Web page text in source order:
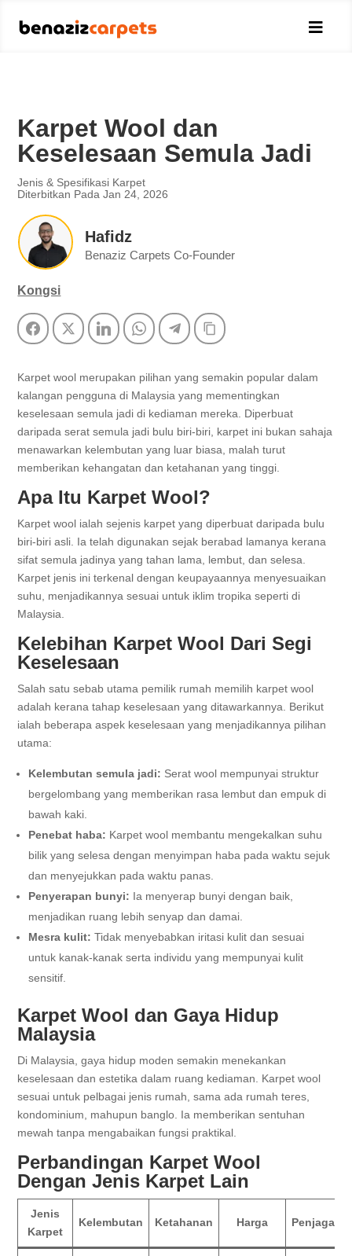

Karpet Wool dan
Keselesaan Semula Jadi
Jenis & Spesifikasi Karpet
Diterbitkan Pada Jan 24, 2026
Hafidz
Benaziz Carpets Co-Founder
Kongsi
FacebookTwitter LinkedInWhatsAppTelegramCopy Link
Karpet wool merupakan pilihan yang semakin popular dalam
kalangan pengguna di Malaysia yang mementingkan
keselesaan semula jadi di kediaman mereka. Diperbuat
daripada serat semula jadi bulu biri-biri, karpet ini bukan sahaja
menawarkan kelembutan yang luar biasa, malah turut
memberikan kehangatan dan ketahanan yang tinggi.
Apa Itu Karpet Wool?
Karpet wool ialah sejenis karpet yang diperbuat daripada bulu
biri-biri asli. Ia telah digunakan sejak berabad lamanya kerana
sifat semula jadinya yang tahan lama, lembut, dan selesa.
Karpet jenis ini terkenal dengan keupayaannya menyesuaikan
suhu, menjadikannya sesuai untuk iklim tropika seperti di
Malaysia.
Kelebihan Karpet Wool Dari Segi
Keselesaan
Salah satu sebab utama pemilik rumah memilih karpet wool
adalah kerana tahap keselesaan yang ditawarkannya. Berikut
ialah beberapa aspek keselesaan yang menjadikannya pilihan
utama:
Kelembutan semula jadi: Serat wool mempunyai struktur
bergelombang yang memberikan rasa lembut dan empuk di
bawah kaki.
Penebat haba: Karpet wool membantu mengekalkan suhu
bilik yang selesa dengan menyimpan haba pada waktu sejuk
dan menyejukkan pada waktu panas.
Penyerapan bunyi: Ia menyerap bunyi dengan baik,
menjadikan ruang lebih senyap dan damai.
Mesra kulit: Tidak menyebabkan iritasi kulit dan sesuai
untuk kanak-kanak serta individu yang mempunyai kulit
sensitif.
Karpet Wool dan Gaya Hidup
Malaysia
Di Malaysia, gaya hidup moden semakin menekankan
keselesaan dan estetika dalam ruang kediaman. Karpet wool
sesuai untuk pelbagai jenis rumah, sama ada rumah teres,
kondominium, mahupun banglo. Ia memberikan sentuhan
mewah tanpa mengabaikan fungsi praktikal.
Perbandingan Karpet Wool
Dengan Jenis Karpet Lain
Jenis
Karpet
Kelembutan Ketahanan Harga Penjagaan